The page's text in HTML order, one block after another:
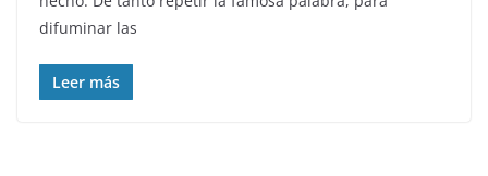
difuminar las
Leer más